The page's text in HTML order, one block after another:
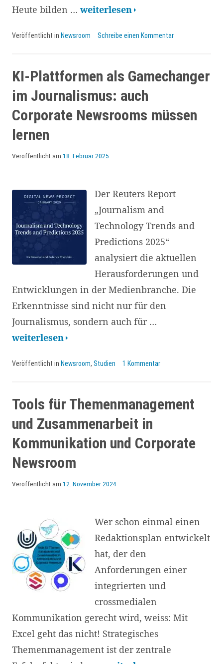
Heute bilden … Vom
zur
Steuerung:
der
SNF
und
weiterlesen
Veröffentlicht in Newsroom Schreibe einen Kommentar
KI-Plattformen als Gamechanger
im Journalismus: auch
Corporate Newsrooms müssen
lernen
Veröffentlicht am 18. Februar 2025
Der Reuters Report
„Journalism and
Technology Trends and
Predictions 2025“
analysiert die aktuellen
Herausforderungen und
Entwicklungen in der Medienbranche. Die
Erkenntnisse sind nicht nur für den
Journalismus, sondern auch für …
KI-
als
im
Journalismus:
auch
Corporate
Newsrooms
müssen
weiterlesen
Veröffentlicht in Newsroom, Studien 1 Kommentar
Tools für Themenmanagement
und Zusammenarbeit in
Kommunikation und Corporate
Newsroom
Veröffentlicht am 12. November 2024
Wer schon einmal einen
Redaktionsplan entwickelt
hat, der den
Anforderungen einer
integrierten und
crossmedialen
Kommunikation gerecht wird, weiss: Mit
Excel geht das nicht! Strategisches
Themenmanagement ist der zentrale